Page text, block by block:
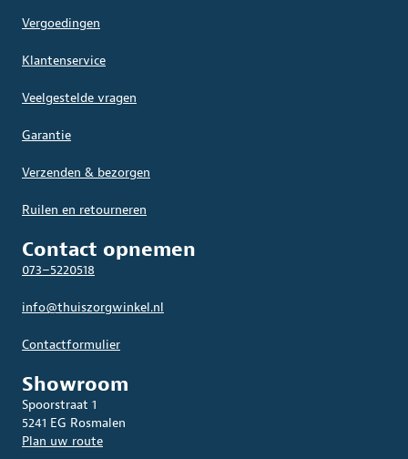
Vergoedingen
Klantenservice
Veelgestelde vragen
Garantie
Verzenden & bezorgen
Ruilen en retourneren
Contact opnemen
073–5220518
info@thuiszorgwinkel.nl
Contactformulier
Showroom
Spoorstraat 1
5241 EG Rosmalen
Plan uw route